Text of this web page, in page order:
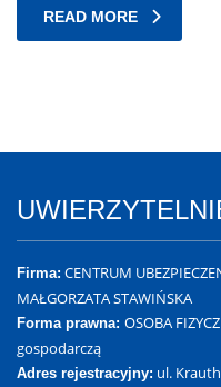
READ MORE
Firma: CENTRUM
MAŁGORZATA STAWIŃSKA
Forma prawna: OSOBA
gospodarczą
Adres rejestracyjny: ul.